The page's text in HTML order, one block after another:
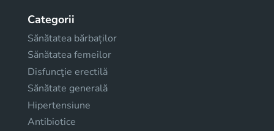
Categorii
Sănătatea bărbaților
Sănătatea femeilor
Disfuncţie erectilă
Sănătate generală
Hipertensiune
Antibiotice